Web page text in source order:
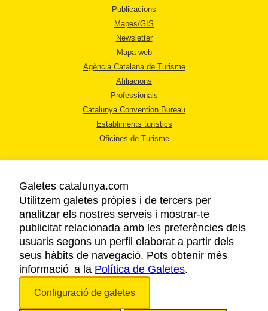
Publicacions
Mapes/GIS
Newsletter
Mapa web
Agència Catalana de Turisme
Afiliacions
Professionals
Catalunya Convention Bureau
Establiments turístics
Oficines de Turisme
AVÍS LEGAL
POLÍTICA DE PRIVACITAT
COOKIES
ACCESSIBILITAT
Galetes catalunya.com
Utilitzem galetes pròpies i de tercers per
analitzar els nostres serveis i mostrar-te
publicitat relacionada amb les preferències dels
usuaris segons un perfil elaborat a partir dels
seus hàbits de navegació. Pots obtenir més
informació a la Política de Galetes.
Configuració de galetes